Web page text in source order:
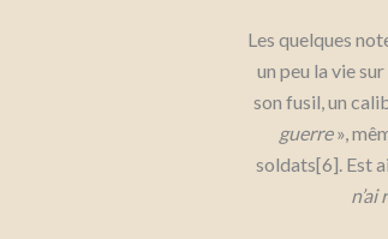
Les quelques
un peu la vie
son fusil, un
guerre»,
soldats[6]. Est